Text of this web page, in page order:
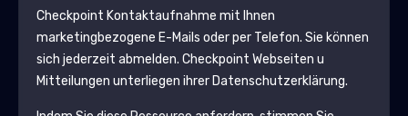
Checkpoint Kontaktaufnahme mit Ihnen
marketingbezogene E-Mails oder per Telefon. Sie können
sich jederzeit abmelden. Checkpoint Webseiten u
Mitteilungen unterliegen ihrer Datenschutzerklärung.